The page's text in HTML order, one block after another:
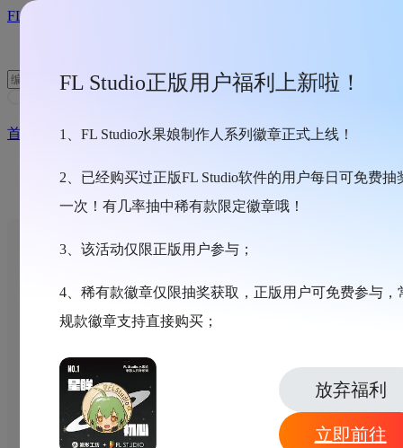
FL STUDIO 中文官网
首页
全新功能
版本对比
终身免费
专属硬件
FL Studio正版用户福利上新啦！
1、FL Studio水果娘制作人系列徽章正式上线！
2、已经购买过正版FL Studio软件的用户每日可免费抽
一次！有几率抽中稀有款限定徽章哦！
3、该活动仅限正版用户参与；
4、稀有款徽章仅限抽奖获取，正版用户可免费参与，
规款徽章支持直接购买；
放弃福利
立即前往